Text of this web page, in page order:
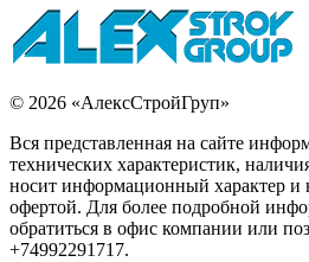
© 2026 «АлексСтройГруп»
Вся представленная на сайте
технических характеристик,
носит информационный характер и
офертой. Для более подробной
обратиться в офис компании или
+74992291717.